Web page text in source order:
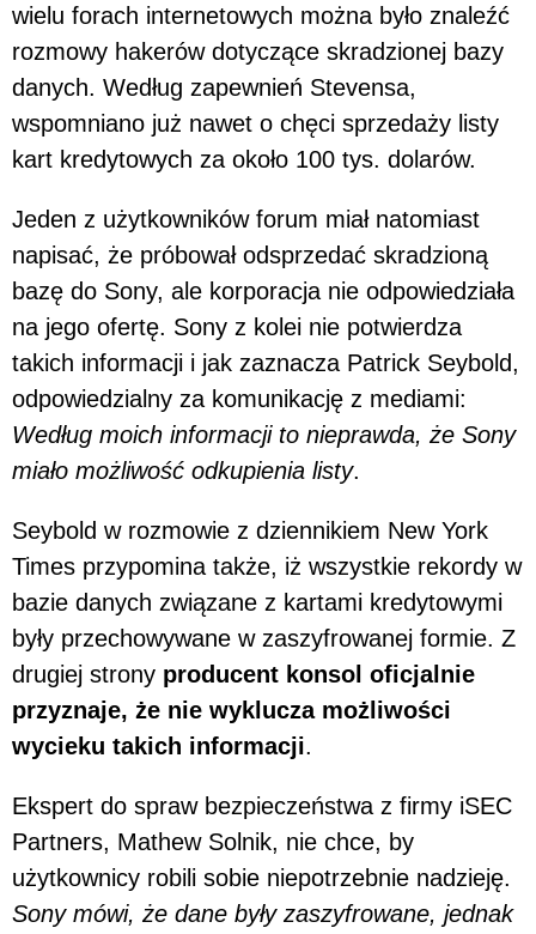
wielu forach internetowych można było znaleźć
rozmowy hakerów dotyczące skradzionej bazy
danych. Według zapewnień Stevensa,
wspomniano już nawet o chęci sprzedaży listy
kart kredytowych za około 100 tys. dolarów.
Jeden z użytkowników forum miał natomiast
napisać, że próbował odsprzedać skradzioną
bazę do Sony, ale korporacja nie odpowiedziała
na jego ofertę. Sony z kolei nie potwierdza
takich informacji i jak zaznacza Patrick Seybold,
odpowiedzialny za komunikację z mediami:
Według moich informacji to nieprawda, że Sony
miało możliwość odkupienia listy.
Seybold w rozmowie z dziennikiem New York
Times przypomina także, iż wszystkie rekordy w
bazie danych związane z kartami kredytowymi
były przechowywane w zaszyfrowanej formie. Z
drugiej strony producent konsol oficjalnie
przyznaje, że nie wyklucza możliwości
wycieku takich informacji.
Ekspert do spraw bezpieczeństwa z firmy iSEC
Partners, Mathew Solnik, nie chce, by
użytkownicy robili sobie niepotrzebnie nadzieję.
Sony mówi, że dane były zaszyfrowane, jednak